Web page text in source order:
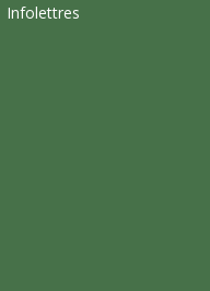
Infolettres